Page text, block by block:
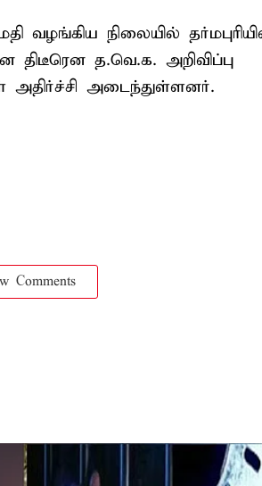
நிலையில்
திடீரென த.வெ.க. அறிவிப்பு
அடைந்துள்ளனர்.
Comments